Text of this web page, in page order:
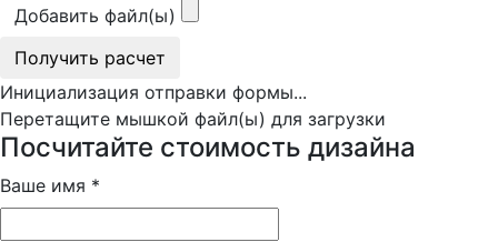
Добавить файл(ы)
Получить расчет
Инициализация отправки формы...
Перетащите мышкой файл(ы) для загрузки
Посчитайте стоимость дизайна
Ваше имя *